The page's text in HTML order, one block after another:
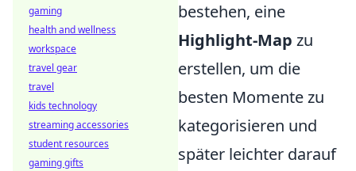
bestehen, eine
Highlight-Map zu
erstellen, um die
besten Momente zu
kategorisieren und
später leichter darauf
gaming
health and wellness
workspace
travel gear
travel
kids technology
streaming accessories
student resources
gaming gifts